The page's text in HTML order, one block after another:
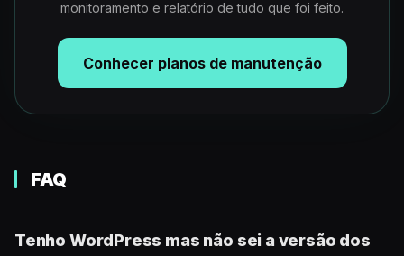
monitoramento e relatório de tudo que foi feito.
Conhecer planos de manutenção
FAQ
Tenho WordPress mas não sei a versão dos